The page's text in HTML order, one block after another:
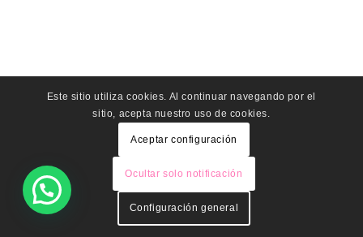
Este sitio utiliza cookies. Al continuar navegando por el
sitio, acepta nuestro uso de cookies.
Aceptar configuración
Ocultar solo notificación
Configuración general